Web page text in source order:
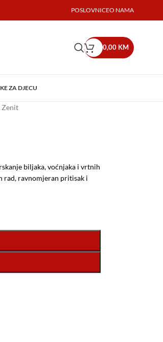
POSLOVNICEO NAMA
0,00 KM
ZA DJECU
Zenit
biljaka, voćnjaka i vrtnih
rad, ravnomjeran pritisak i